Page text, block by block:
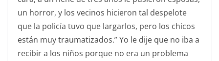
un horror, y los vecinos hicieron tal despelote
que la policía tuvo que largarlos, pero los chicos
están muy traumatizados.” Yo le dije que no iba a
recibir a los niños porque no era un problema